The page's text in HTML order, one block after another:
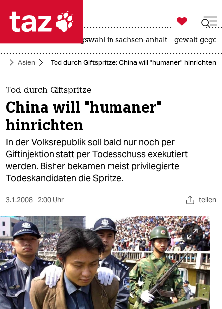
 taz zahl ich
taz zahl ich
themen
politik
öko
gesellschaft
kultur
sport
berlin
nord
wahrheit
verlag

taz zahl ich
landtagswahl in sachsen-anhalt gewalt
Asien Tod durch Giftspritze: China will "humaner" hinrichten
Tod durch Giftspritze
China will "humaner"
hinrichten
In der Volksrepublik soll bald nur noch per
Giftinjektion statt per Todesschuss exekutiert
werden. Bisher bekamen meist privilegierte
Todeskandidaten die Spritze.
3.1.2008 2:00 Uhr teilen